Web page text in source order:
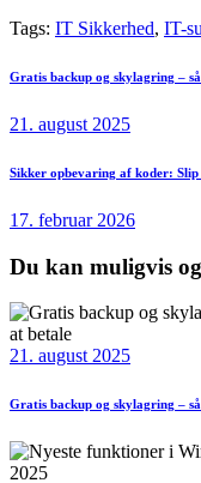
Tags: IT Sikkerhed, IT-
Previous
Gratis backup og skylagring –
21. august 2025
Next
Sikker opbevaring af koder:
17. februar 2026
Du kan muligvis
21. august 2025
Gratis backup og skylagring –